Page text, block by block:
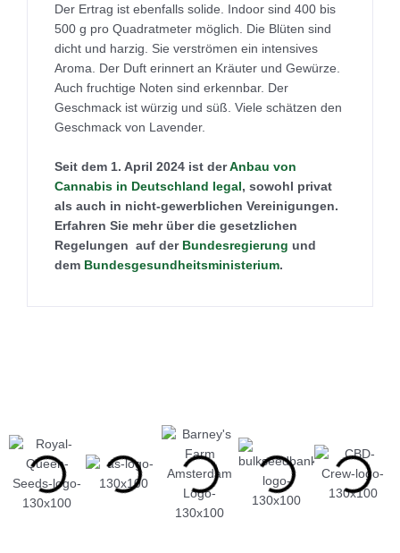
Der Ertrag ist ebenfalls solide. Indoor sind 400 bis
500 g pro Quadratmeter möglich. Die Blüten sind
dicht und harzig. Sie verströmen ein intensives
Aroma. Der Duft erinnert an Kräuter und Gewürze.
Auch fruchtige Noten sind erkennbar. Der
Geschmack ist würzig und süß. Viele schätzen den
Geschmack von Lavender.
Seit dem 1. April 2024 ist derAnbau von
Cannabis in Deutschland legal , sowohl privat
als auch in nicht-gewerblichen Vereinigungen.
Erfahren Sie mehr über die gesetzlichen
Regelungen auf der Bundesregierung und
dem Bundesgesundheitsministerium.